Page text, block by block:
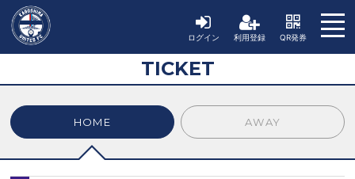
ログイン 利用登録 QR発券
TICKET
HOME AWAY